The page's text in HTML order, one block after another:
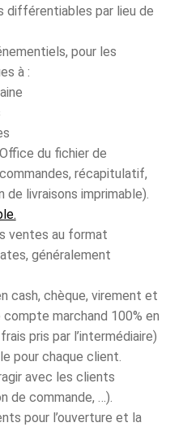
différentiables par lieu de
pour les
à :
du fichier de
récapitulatif,
de livraisons imprimable).
ventes au format
généralement
cash, chèque, virement et
marchand 100% en
pris par l’intermédiaire)
pour chaque client.
avec les clients
de commande, …).
pour l’ouverture et la